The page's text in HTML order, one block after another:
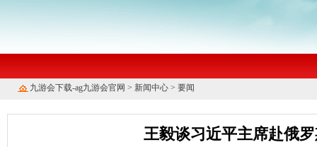
九游会下载-ag九游会官网 > 新闻中心 > 要闻
王毅谈习近平主席赴俄